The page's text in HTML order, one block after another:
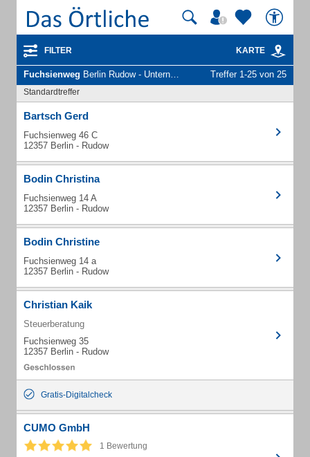
FILTER KARTE
Fuchsienweg Berlin Rudow - Unternehmen und Personen Treffer 1-25 von 25
Standardtreffer
Bartsch Gerd
Fuchsienweg 46 C
12357 Berlin - Rudow
Bodin Christina
Fuchsienweg 14 A
12357 Berlin - Rudow
Bodin Christine
Fuchsienweg 14 a
12357 Berlin - Rudow
Christian Kaik
Steuerberatung
Fuchsienweg 35
12357 Berlin - Rudow
Gratis-Digitalcheck
CUMO GmbH
1 Bewertung